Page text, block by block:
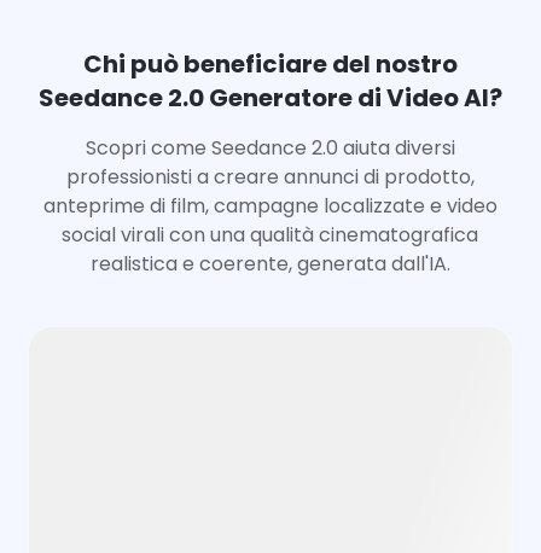
Chi può beneficiare del nostro
Seedance 2.0 Generatore di Video AI?
Scopri come Seedance 2.0 aiuta diversi
professionisti a creare annunci di prodotto,
anteprime di film, campagne localizzate e video
social virali con una qualità cinematografica
realistica e coerente, generata dall'IA.